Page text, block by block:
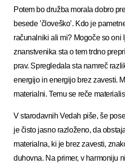
Potem bo družba morala dobro
besede ’človeško’. Kdo je
računalniki ali mi? Mogoče so oni
znanstvenika sta o tem trdno
prav. Spregledala sta namreč
energijo in energijo brez zavesti.
materialni. Temu se reče
V starodavnih Vedah piše, še
je čisto jasno razloženo, da
materialna, ki je brez zavesti,
duhovna. Na primer, v harmoniju